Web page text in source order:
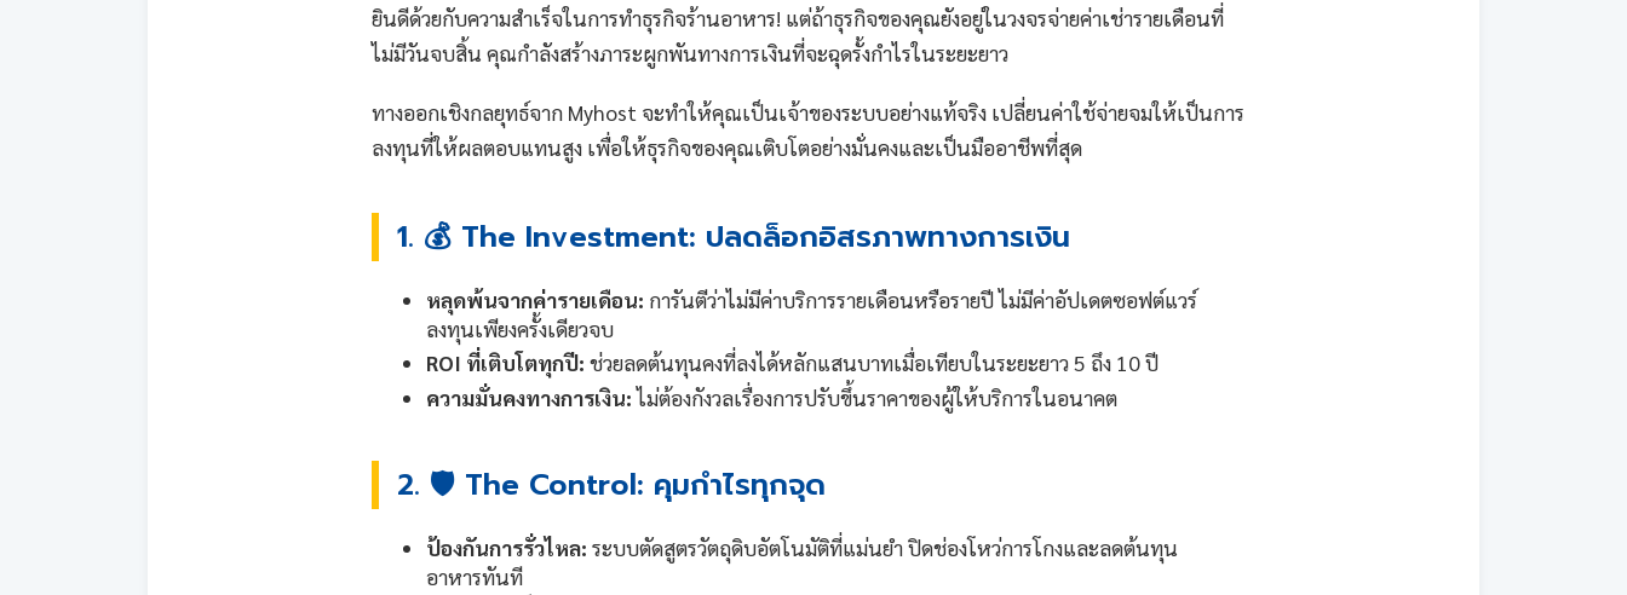
ยินดีด้วยกับความสำเร็จในการทำธุรกิจร้านอาหาร! แต่ถ้าธุรกิจของคุณยังอยู่ในวงจรจ่ายค่าเช่ารายเดือนที่
ไม่มีวันจบสิ้น คุณกำลังสร้างภาระผูกพันทางการเงินที่จะฉุดรั้งกำไรในระยะยาว
ทางออกเชิงกลยุทธ์จาก Myhost จะทำให้คุณเป็นเจ้าของระบบอย่างแท้จริง เปลี่ยนค่าใช้จ่ายจมให้เป็นการ
ลงทุนที่ให้ผลตอบแทนสูง เพื่อให้ธุรกิจของคุณเติบโตอย่างมั่นคงและเป็นมืออาชีพที่สุด
1. 💰 The Investment: ปลดล็อกอิสรภาพทางการเงิน
หลุดพ้นจากค่ารายเดือน: การันตีว่าไม่มีค่าบริการรายเดือนหรือรายปี ไม่มีค่าอัปเดตซอฟต์แวร์
ลงทุนเพียงครั้งเดียวจบ
ROI ที่เติบโตทุกปี: ช่วยลดต้นทุนคงที่ลงได้หลักแสนบาทเมื่อเทียบในระยะยาว 5 ถึง 10 ปี
ความมั่นคงทางการเงิน:ไม่ต้องกังวลเรื่องการปรับขึ้นราคาของผู้ให้บริการในอนาคต
2. 🛡️ The Control: คุมกำไรทุกจุด
ป้องกันการรั่วไหล: ระบบตัดสูตรวัตถุดิบอัตโนมัติที่แม่นยำ ปิดช่องโหว่การโกงและลดต้นทุน
อาหารทันที